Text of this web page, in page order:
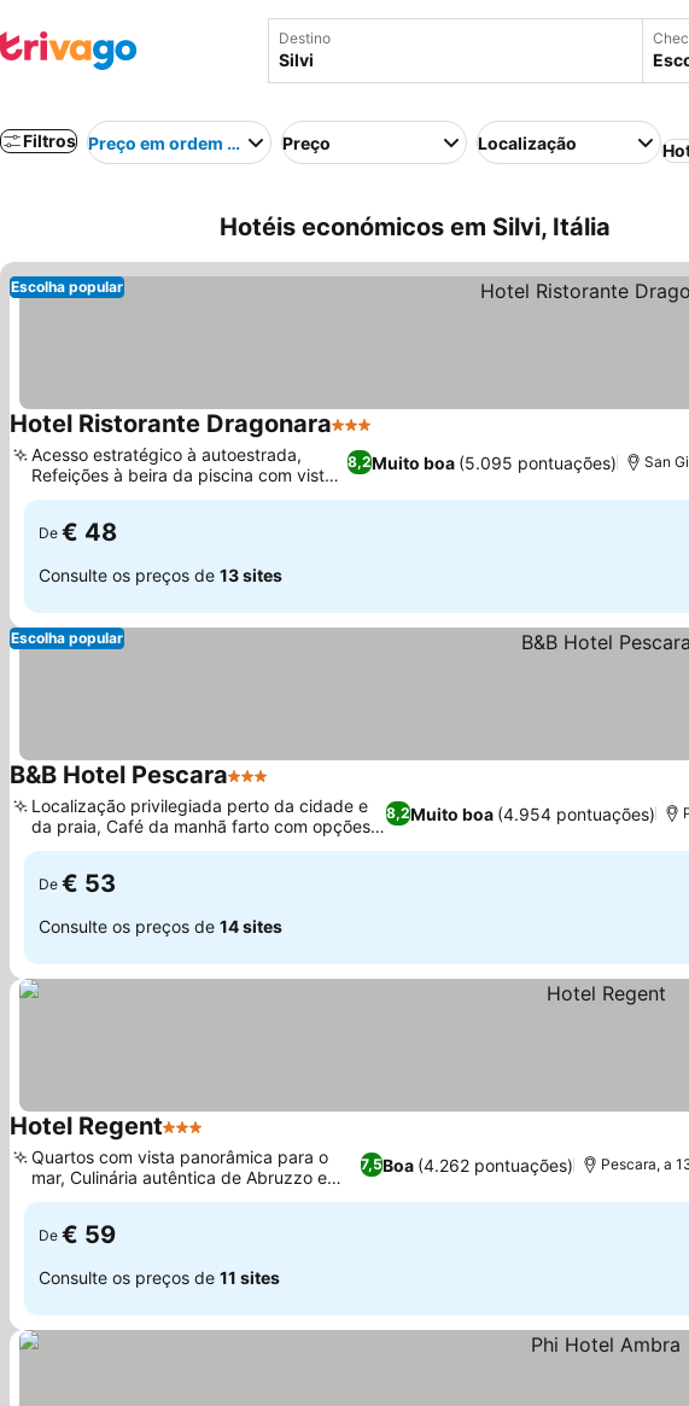
Destino
Filtros Preço em ordem crescentePreço Localização
Hotéis económicos em Silvi, Itália
Escolha popular
Hotel Ristorante Dragonara3 Estrelas
8,2Muito boa (5.095 pontuações)
Acesso estratégico à autoestrada,
Refeições à beira da piscina com vista
para o jardim
San
De € 48
Consulte os preços de 13 sites
Escolha popular
B&B Hotel Pescara3 Estrelas
8,2Muito boa (4.954 pontuações)
Localização privilegiada perto da cidade e
da praia, Café da manhã farto com opções
doces e salgadas
De € 53
Consulte os preços de 14 sites
Hotel Regent3 Estrelas
7,5Boa (4.262 pontuações)
Quartos com vista panorâmica para o
mar, Culinária autêntica de Abruzzo e
italiana
Pescara, a
De € 59
Consulte os preços de 11 sites